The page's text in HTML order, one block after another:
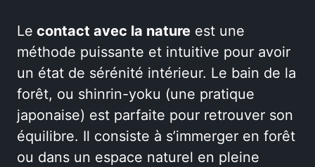
Le contact avec la nature est une
méthode puissante et intuitive pour avoir
un état de sérénité intérieur. Le bain de la
forêt, ou shinrin-yoku (une pratique
japonaise) est parfaite pour retrouver son
équilibre. Il consiste à s’immerger en forêt
ou dans un espace naturel en pleine